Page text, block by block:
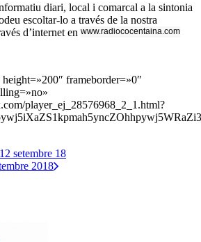
diari, local i comarcal a la sintonia
escoltar-lo a través de la nostra
d’internet en www.radiococentaina.com
frameborder=»0″
player_ej_28576968_2_1.html?
setembre 18
2018